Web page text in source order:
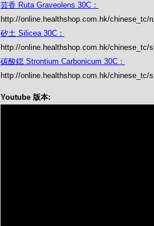
芸香 Ruta Graveolens 30C：
http://online.healthshop.com.hk/chinese_tc/
矽土 Silicea 30C：
http://online.healthshop.com.hk/chinese_tc/
碳酸鍶 Strontium Carbonicum 30C：
http://online.healthshop.com.hk/chinese_tc/
Youtube 版本: